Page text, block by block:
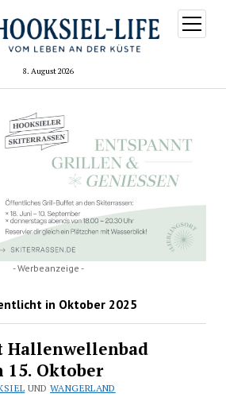
8. August 2026
Menü
öffnen
- Werbeanzeige -
in Oktober 2025
Hallenwellenbad
15. Oktober
UNDWANGERLAND